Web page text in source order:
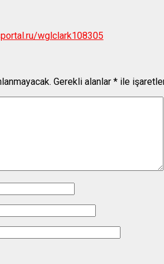
wglclark108305
Gerekli alanlar * ile